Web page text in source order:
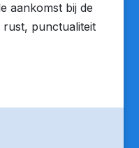
aankomst bij de
punctualiteit